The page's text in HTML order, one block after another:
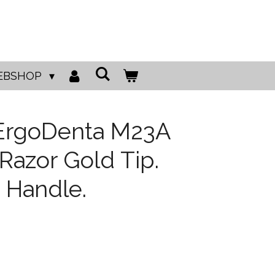
M23A
Gold Tip.